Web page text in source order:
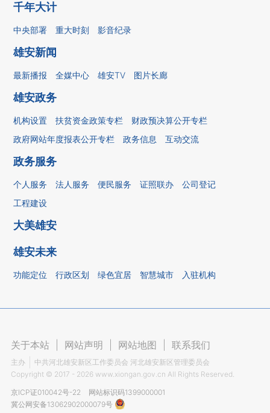
千年大计
中央部署 重大时刻 影音纪录
雄安新闻
最新播报 全媒中心 雄安TV 图片长廊
雄安政务
机构设置 扶贫资金政策专栏
财政预决算公开专栏
政府网站年度报表公开专栏
政务信息 互动交流
政务服务
个人服务 法人服务 便民服务 证照联办
公司登记
工程建设
大美雄安
雄安未来
功能定位 行政区划 绿色宜居 智慧城市 入驻机构
关于本站 网站声明 网站地图 联系我们
主办
中共河北雄安新区工作委员会 河北雄安新区管理委员会
Copyright © 2017 - 2026 www.xiongan.gov.cn All Rights Reserved.
京ICP证010042号-22
网站标识码1399000001
冀公网安备13062902000079号